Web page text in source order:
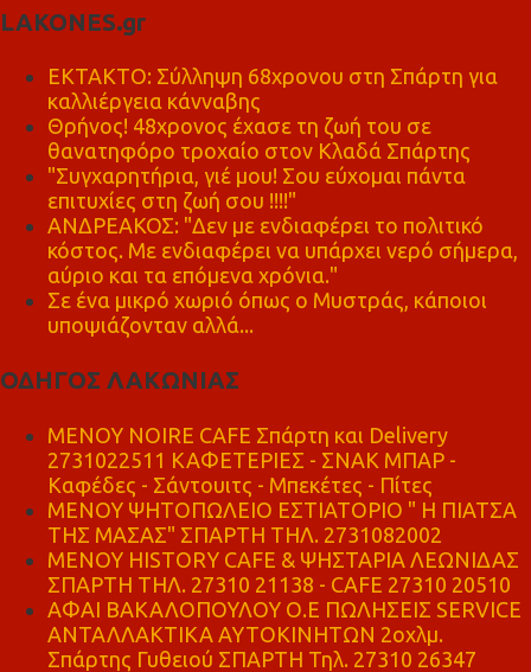
LAKONES.gr
ΕΚΤΑΚΤΟ: Σύλληψη 68χρονου στη Σπάρτη για
καλλιέργεια κάνναβης
Θρήνος! 48χρονος έχασε τη ζωή του σε
θανατηφόρο τροχαίο στον Κλαδά Σπάρτης
"Συγχαρητήρια, γιέ μου! Σου εύχομαι πάντα
επιτυχίες στη ζωή σου !!!!"
ΑΝΔΡΕΑΚΟΣ: "Δεν με ενδιαφέρει το πολιτικό
κόστος. Με ενδιαφέρει να υπάρχει νερό σήμερα,
αύριο και τα επόμενα χρόνια."
Σε ένα μικρό χωριό όπως ο Μυστράς, κάποιοι
υποψιάζονταν αλλά...
ΟΔΗΓΟΣ ΛΑΚΩΝΙΑΣ
MENOY NOIRE CAFE Σπάρτη και Delivery
2731022511 ΚΑΦΕΤΕΡΙΕΣ - ΣΝΑΚ ΜΠΑΡ -
Καφέδες - Σάντουιτς - Μπεκέτες - Πίτες
ΜΕΝΟΥ ΨΗΤΟΠΩΛΕΙΟ ΕΣΤΙΑΤΟΡΙΟ " Η ΠΙΑΤΣΑ
ΤΗΣ ΜΑΣΑΣ" ΣΠΑΡΤΗ ΤΗΛ. 2731082002
ΜΕΝΟΥ HISTORY CAFE & ΨΗΣΤΑΡΙΑ ΛΕΩΝΙΔΑΣ
ΣΠΑΡΤΗ ΤΗΛ. 27310 21138 - CAFE 27310 20510
ΑΦΑΙ ΒΑΚΑΛΟΠΟΥΛΟΥ Ο.Ε ΠΩΛΗΣΕΙΣ SERVICE
ΑΝΤΑΛΛΑΚΤΙΚΑ ΑΥΤΟΚΙΝΗΤΩΝ 2οχλμ.
Σπάρτης Γυθειού ΣΠΑΡΤΗ Τηλ. 27310 26347